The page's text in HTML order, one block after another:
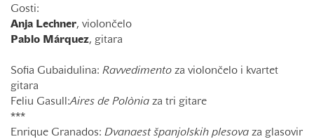
Gosti:
Anja Lechner, violončelo
Pablo Márquez, gitara
Sofia Gubaidulina: Ravvedimento za violončelo i kvartet
gitara
Feliu Gasull:Aires de Polònia za tri gitare
***
Enrique Granados: Dvanaest španjolskih plesova za glasovir